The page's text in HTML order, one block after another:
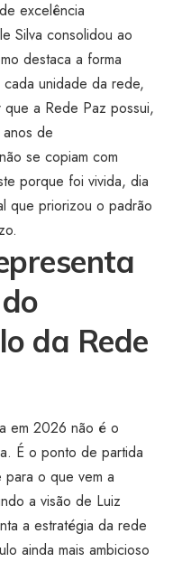
excelência
Silva consolidou ao
destaca a forma
cada unidade da rede,
a Rede Paz possui,
de
se copiam com
porque foi vivida, dia
que priorizou o padrão
da Rede
em 2026 não é o
É o ponto de partida
o que vem a
a visão de Luiz
a estratégia da rede
ainda mais ambicioso